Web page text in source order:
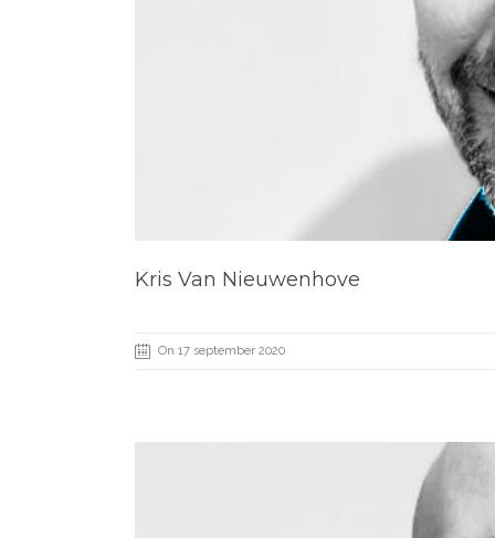
Kris Van Nieuwenhove
On 17 september 2020